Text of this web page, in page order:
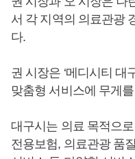
서 각 지역의 의료관광
다.
권 시장은 ‘메디시티 대
맞춤형 서비스에 무게
대구시는 의료 목적으
전용보험, 의료관광 품